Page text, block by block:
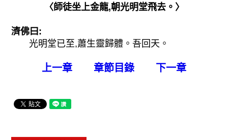
〈師徒坐上金龍,朝光明堂飛去。〉
濟佛曰:
光明堂已至,蕭生靈歸體。吾回天。
上一章 章節目錄 下一章